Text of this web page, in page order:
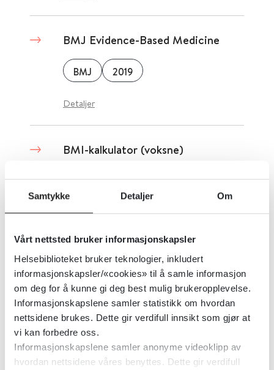
Samtykke Detaljer Om
Vårt nettsted bruker informasjonskapsler
Helsebiblioteket bruker teknologier, inkludert
informasjonskapsler/«cookies» til å samle informasjon
om deg for å kunne gi deg best mulig brukeropplevelse.
Informasjonskapslene samler statistikk om hvordan
nettsidene brukes. Dette gir verdifull innsikt som gjør at
vi kan forbedre oss.
Informasjonskapslene samler anonyme videoklipp av
hvordan nettsidene våres benyttes. Dette gir verdifull
BMJ Evidence-Based Medicine
BMJ 2019
Detaljer
BMI-kalkulator (voksne)
UpToDate
Detaljer
BMC Sports Science, Medicine
and Rehabilitation
BioMed Central (BMC)
Detaljer